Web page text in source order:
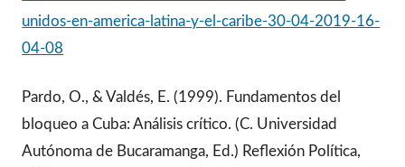
unidos-en-america-latina-y-el-caribe-30-04-2019-16-
04-08
Pardo, O., & Valdés, E. (1999). Fundamentos del
bloqueo a Cuba: Análisis crítico. (C. Universidad
Autónoma de Bucaramanga, Ed.) Reflexión Política,